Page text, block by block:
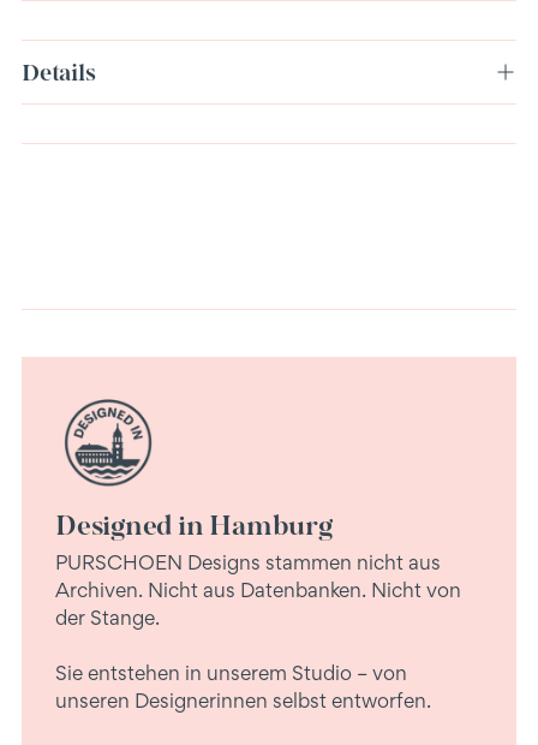
in
den
Details
Designed in Hamburg
PURSCHOEN Designs stammen nicht aus
Archiven. Nicht aus Datenbanken. Nicht von
der Stange.
Sie entstehen in unserem Studio – von
unseren Designerinnen selbst entworfen.